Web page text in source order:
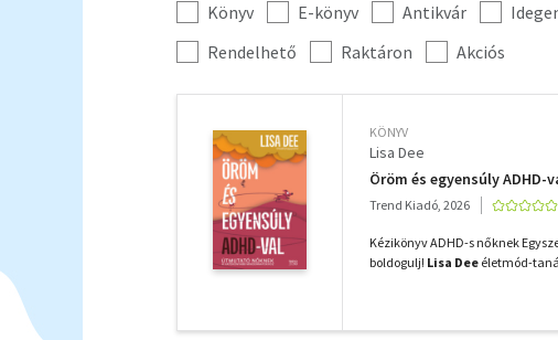
Kategória
szűrés
Könyv E-könyv Antikvár
További
szűrők
Rendelhető Raktáron Akciós
KÖNYV
Lisa Dee
Öröm és egyensúly ADHD-
Trend Kiadó, 2026
Kézikönyv ADHD-s nőknek
boldogulj! Lisa Dee életmód-